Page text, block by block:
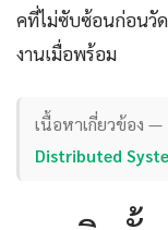
คที่ไม่ซับซ้อนก่อนวั
งานเมื่อพร้อม
เนื้อหาเกี่ยวข้อง —
Distributed